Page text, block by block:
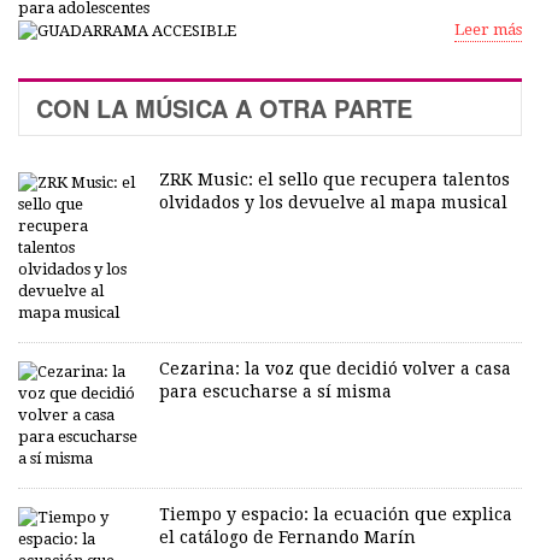
Leer más
CON LA MÚSICA A OTRA PARTE
ZRK Music: el sello que recupera talentos
olvidados y los devuelve al mapa musical
Cezarina: la voz que decidió volver a casa
para escucharse a sí misma
Tiempo y espacio: la ecuación que explica
el catálogo de Fernando Marín